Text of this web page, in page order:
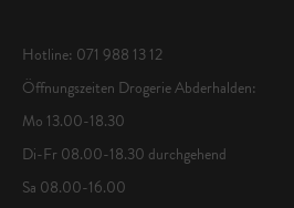
Hotline: 071 988 13 12
Öffnungszeiten Drogerie Abderhalden:
Mo 13.00-18.30
Di-Fr 08.00-18.30 durchgehend
Sa 08.00-16.00